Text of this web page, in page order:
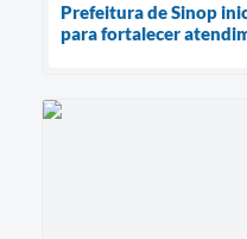
Prefeitura de Sinop
para fortalecer